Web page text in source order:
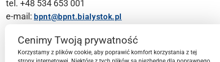
tel. +48 534 653 001
e-mail: bpnt@bpnt.bialystok.pl
Contact
Cenimy Twoją prywatność
Korzystamy z plików cookie, aby poprawić komfort korzystania z tej